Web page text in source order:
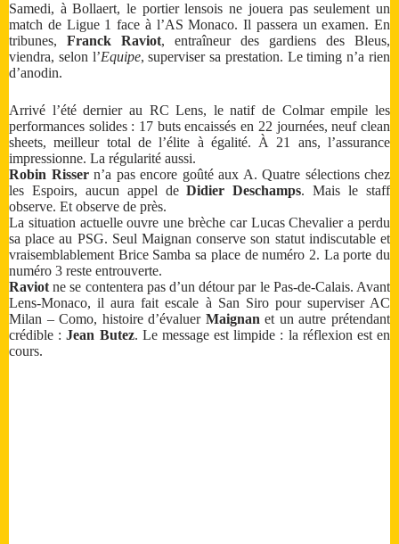
Samedi, à Bollaert, le portier lensois ne jouera pas seulement un
match de Ligue 1 face à l’AS Monaco. Il passera un examen. En
tribunes, Franck Raviot, entraîneur des gardiens des Bleus,
viendra, selon l’Equipe, superviser sa prestation. Le timing n’a rien
d’anodin.
Arrivé l’été dernier au RC Lens, le natif de Colmar empile les
performances solides : 17 buts encaissés en 22 journées, neuf clean
sheets, meilleur total de l’élite à égalité. À 21 ans, l’assurance
impressionne. La régularité aussi.
Robin Rissern’a pas encore goûté aux A. Quatre sélections chez
les Espoirs, aucun appel deDidier Deschamps. Mais le staff
observe. Et observe de près.
La situation actuelle ouvre une brèche car Lucas Chevalier a perdu
sa place au PSG. Seul Maignan conserve son statut indiscutable et
vraisemblablement Brice Samba sa place de numéro 2. La porte du
numéro 3 reste entrouverte.
Raviot ne se contentera pas d’un détour par le Pas-de-Calais. Avant
Lens-Monaco, il aura fait escale à San Siro pour superviser AC
Milan – Como, histoire d’évaluer Maignan et un autre prétendant
crédible : Jean Butez. Le message est limpide : la réflexion est en
cours.